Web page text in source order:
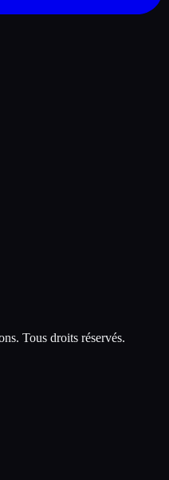
Tous droits réservés.